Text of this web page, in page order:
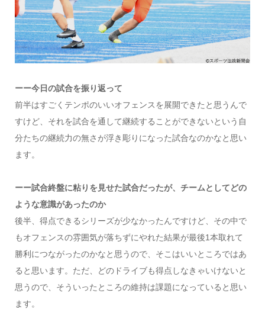
ーー今日の試合を振り返って
前半はすごくテンポのいいオフェンスを展開できたと思うんで
すけど、それを試合を通して継続することができないという自
分たちの継続力の無さが浮き彫りになった試合なのかなと思い
ます。
ーー試合終盤に粘りを見せた試合だったが、チームとしてどの
ような意識があったのか
後半、得点できるシリーズが少なかったんですけど、その中で
もオフェンスの雰囲気が落ちずにやれた結果が最後1本取れて
勝利につながったのかなと思うので、そこはいいところではあ
ると思います。ただ、どのドライブも得点しなきゃいけないと
思うので、そういったところの維持は課題になっていると思い
ます。